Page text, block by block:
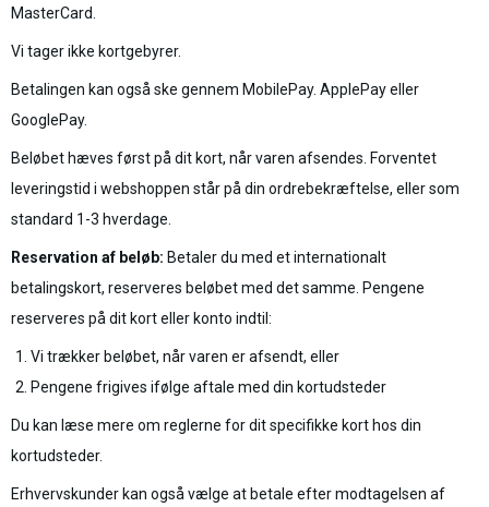
MasterCard.
Vi tager ikke kortgebyrer.
Betalingen kan også ske gennem MobilePay. ApplePay eller
GooglePay.
Beløbet hæves først på dit kort, når varen afsendes. Forventet
leveringstid i webshoppen står på din ordrebekræftelse, eller som
standard 1-3 hverdage.
Reservation af beløb: Betaler du med et internationalt
betalingskort, reserveres beløbet med det samme. Pengene
reserveres på dit kort eller konto indtil:
Vi trækker beløbet, når varen er afsendt, eller
Pengene frigives ifølge aftale med din kortudsteder
Du kan læse mere om reglerne for dit specifikke kort hos din
kortudsteder.
Erhvervskunder kan også vælge at betale efter modtagelsen af